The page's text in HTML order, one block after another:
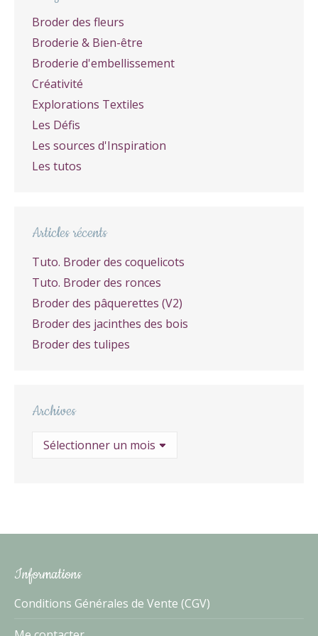
Broder des fleurs
Broderie & Bien-être
Broderie d'embellissement
Créativité
Explorations Textiles
Les Défis
Les sources d'Inspiration
Les tutos
Articles récents
Tuto. Broder des coquelicots
Tuto. Broder des ronces
Broder des pâquerettes (V2)
Broder des jacinthes des bois
Broder des tulipes
Archives
Archives
Informations
Conditions Générales de Vente (CGV)